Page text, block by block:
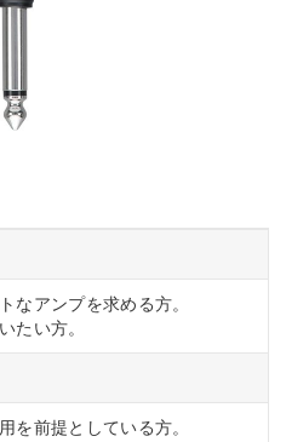
なアンプを求める方。
たい方。
を前提としている方。